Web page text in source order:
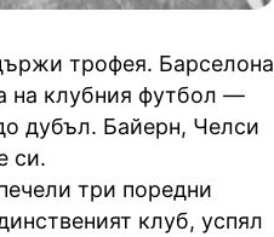
трофея. Барселона
на клубния футбол —
дубъл. Байерн, Челси
си.
три поредни
клуб, успял